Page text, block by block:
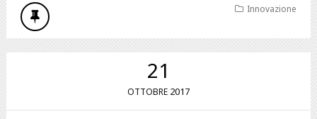
Innovazione
21
OTTOBRE 2017